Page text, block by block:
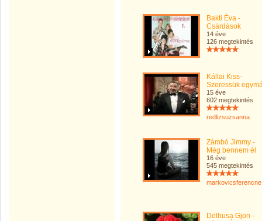
Bakti Éva -
Csárdások
14 éve
126 megtekintés
Kállai Kiss-
Szeressük
15 éve
602 megtekintés
redlizsuzsanna
Zámbó Jimmy -
Még bennem él
16 éve
545 megtekintés
markovicsferencne
Delhusa Gjon -